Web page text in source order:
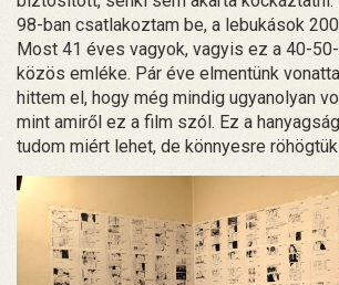
98-ban csatlakoztam be, a lebukások
Most 41 éves vagyok, vagyis ez a 40-
közös emléke. Pár éve elmentünk
hittem el, hogy még mindig ugyanolyan
mint amiről ez a film szól. Ez a
tudom miért lehet, de könnyesre röhögtük